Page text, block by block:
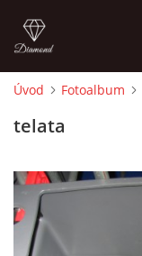
O AUTOROVI,
Úvod Fotoalbum
telata